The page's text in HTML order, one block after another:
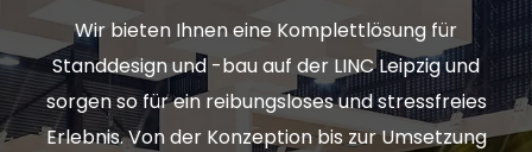
Wir bieten Ihnen eine Komplettlösung für
Standdesign und -bau auf der LINC Leipzig und
sorgen so für ein reibungsloses und stressfreies
Erlebnis. Von der Konzeption bis zur Umsetzung